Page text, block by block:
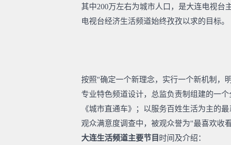
其中200万左右为城市人口，是大连电视
电视台经济生活频道始终孜孜以求的目标。
按照"确定一个新理念，实行一个新机制，
专业特色频道设计，总监负责制组建的一
《城市直通车》；以服务百姓生活为主的
观众满意度调查中，被观众誉为"最喜欢收
大连生活频道主要节目 时间及介绍：